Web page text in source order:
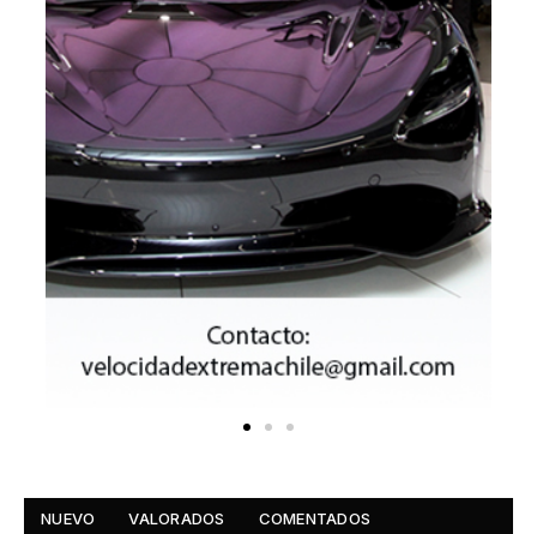
NUEVO VALORADOS COMENTADOS